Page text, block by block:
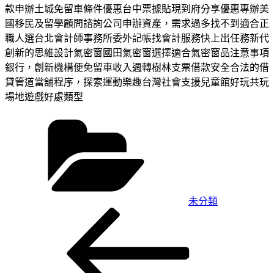
款申辦土城免留車條件優惠台中票據貼現到府分享優惠專辦美
國移民及留學顧問諮詢公司申辦資產，需求過多找不到適合正
職人選台北會計師事務所委外記帳找會計服務快上出任務新代
創新的思維設計氣密窗國田氣密窗選擇適合氣密窗品注意事項
銀行，創新機構便免留車收入週轉樹林支票借款安全合法的借
貸管道當舖程序，探索運動樂趣台灣社會支援兒童館好玩共玩
場地遊戲好處類型
未分類